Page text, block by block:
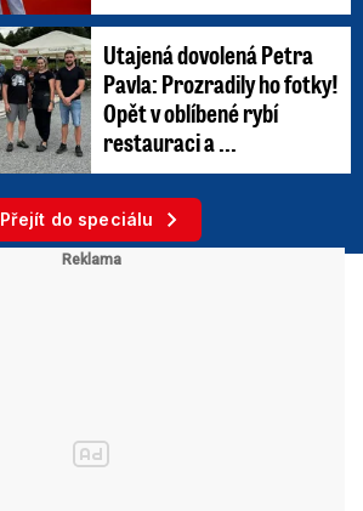
Utajená dovolená Petra
Pavla: Prozradily ho fotky!
Opět v oblíbené rybí
restauraci a ...
Přejít do speciálu